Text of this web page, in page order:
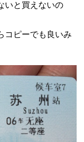
いと買えないの
コピーでも良いみ